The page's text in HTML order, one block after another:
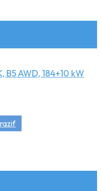
B5 AWD, 184+10 kW